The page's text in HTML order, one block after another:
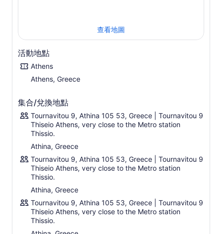
查看地圖
活動地點
Athens
Athens, Greece
集合/兌換地點
Tournavitou 9, Athina 105 53, Greece | Tournavitou 9
Thiseio Athens, very close to the Metro station
Thissio.
Athina, Greece
Tournavitou 9, Athina 105 53, Greece | Tournavitou 9
Thiseio Athens, very close to the Metro station
Thissio.
Athina, Greece
Tournavitou 9, Athina 105 53, Greece | Tournavitou 9
Thiseio Athens, very close to the Metro station
Thissio.